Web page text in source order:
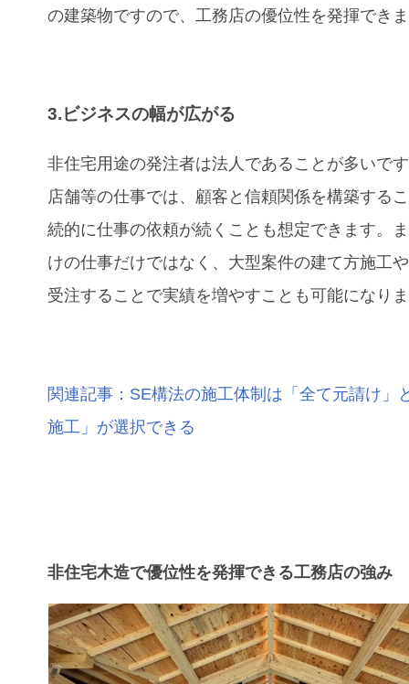
の建築物ですので、工務店の優位性を発揮でき
3.ビジネスの幅が広がる
非住宅用途の発注者は法人であることが多いで
店舗等の仕事では、顧客と信頼関係を構築する
続的に仕事の依頼が続くことも想定できます。
けの仕事だけではなく、大型案件の建て方施工
受注することで実績を増やすことも可能になり
関連記事：SE構法の施工体制は「全て元請け」
施工」が選択できる
非住宅木造で優位性を発揮できる工務店の強み